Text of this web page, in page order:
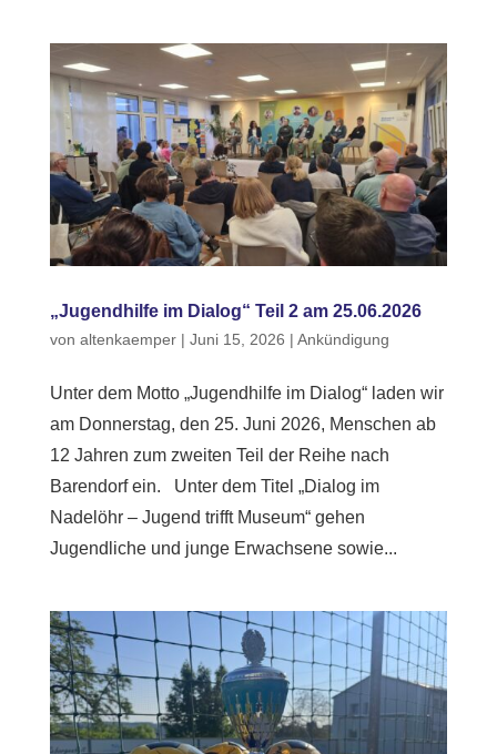
„Jugendhilfe im Dialog“ Teil 2 am 25.06.2026
von altenkaemper| Juni 15, 2026 | Ankündigung
Unter dem Motto „Jugendhilfe im Dialog“ laden wir
am Donnerstag, den 25. Juni 2026, Menschen ab
12 Jahren zum zweiten Teil der Reihe nach
Barendorf ein. Unter dem Titel „Dialog im
Nadelöhr – Jugend trifft Museum“ gehen
Jugendliche und junge Erwachsene sowie...